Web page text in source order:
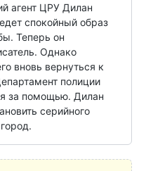
агент ЦРУ Дилан
спокойный образ
Теперь он
Однако
вновь вернуться к
полиции
за помощью. Дилан
серийного